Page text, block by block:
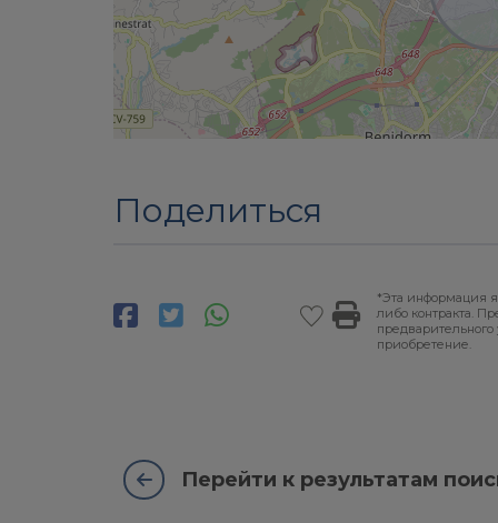
Поделиться
*Эта информация
либо контракта.
приобретение.
Перейти к результатам